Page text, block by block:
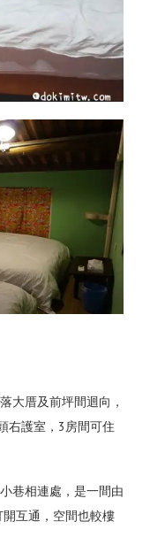
大厝及前坪間迴向，
右護室，3房間可住
巷相連處，是一間由
互通，空間也較樓